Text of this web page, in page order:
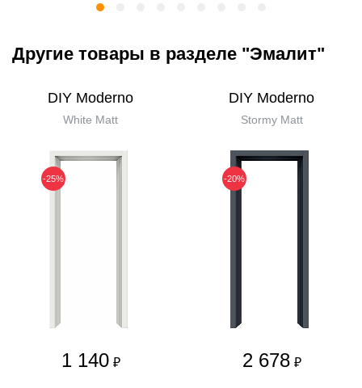
Другие товары в разделе "Эмалит"
DIY Moderno
White Matt
-25%
1 140 ₽
DIY Moderno
Stormy Matt
-20%
2 678 ₽